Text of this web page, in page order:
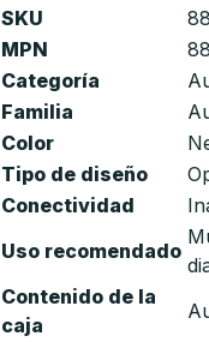
SKU
MPN
Categoría
Familia
Color
Tipo de diseño
Conectividad
Uso recomendado
Contenido de la
caja